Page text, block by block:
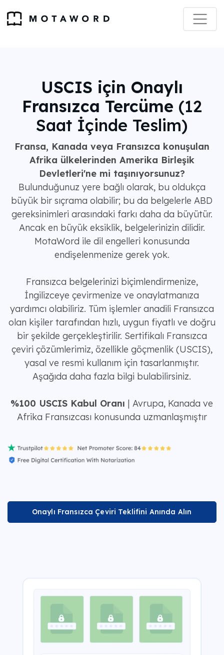
USCIS için Onaylı
Fransızca Tercüme (12
Saat İçinde Teslim)
Fransa, Kanada veya Fransızca konuşulan
Afrika ülkelerinden Amerika Birleşik
Devletleri'ne mi taşınıyorsunuz?
Bulunduğunuz yere bağlı olarak, bu oldukça
büyük bir sıçrama olabilir; bu da belgelerle ABD
gereksinimleri arasındaki farkı daha da büyütür.
Ancak en büyük eksiklik, belgelerinizin dilidir.
MotaWord ile dil engelleri konusunda
endişelenmenize gerek yok.
Fransızca belgelerinizi biçimlendirmenize,
İngilizceye çevirmenize ve onaylatmanıza
yardımcı olabiliriz. Tüm işlemler anadili Fransızca
olan kişiler tarafından hızlı, uygun fiyatlı ve doğru
bir şekilde gerçekleştirilir. Sertifikalı Fransızca
çeviri çözümlerimiz, özellikle göçmenlik (USCIS),
yasal ve resmi kullanım için tasarlanmıştır.
Aşağıda daha fazla bilgi bulabilirsiniz.
%100 USCIS Kabul Oranı | Avrupa, Kanada ve
Afrika Fransızcası konusunda uzmanlaşmıştır
Onaylı Fransızca Çeviri Teklifini Anında Alın